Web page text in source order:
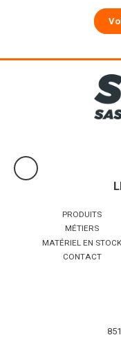
PRODUITS
MÉTIERS
MATÉRIEL EN STOCK
CONTACT